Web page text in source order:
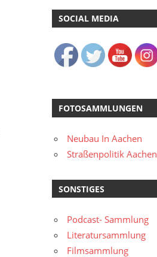
SOCIAL MEDIA
FOTOSAMMLUNGEN
Neubau In Aachen
Straßenpolitik Aachen
SONSTIGES
Podcast- Sammlung
Literatursammlung
Filmsammlung